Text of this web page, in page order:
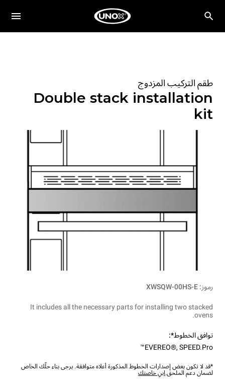
طقم التركيب المزدوج
Double stack installation
kit
رموز: XWSQW-00HS-E
It includes all the necessary parts for installing two stacked
ovens.
توافق الخطوط*:
EVEREO®, SPEED.Pro™
*قد لا تكون بعض إصدارات الخطوط المذكورة أعلاه متوافقة. يرجى بناء حلّك الخاص
لضمان دعم الملحق.ابنِ خاصتك